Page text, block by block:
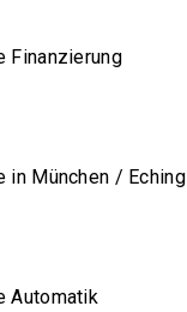
Finanzierung
in München / Eching
Automatik